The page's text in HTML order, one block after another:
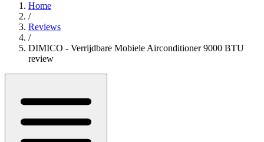
Home
/
Reviews
/
DIMICO - Verrijdbare Mobiele Airconditioner 9000 BTU
review